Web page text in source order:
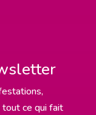
ce qui fait